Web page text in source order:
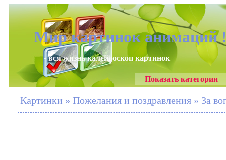
Мир картинок анимаций
- вся жизнь калейдоскоп картинок
Показать категории
Картинки » Пожелания и поздравления » За